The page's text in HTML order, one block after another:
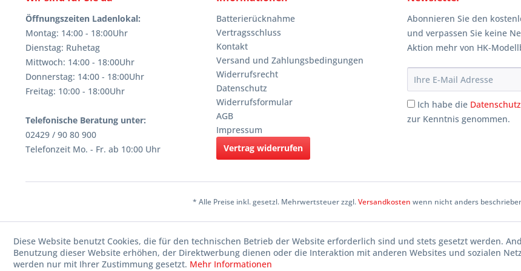
Öffnungszeiten Ladenlokal:
Montag: 14:00 - 18:00Uhr
Dienstag: Ruhetag
Mittwoch: 14:00 - 18:00Uhr
Donnerstag: 14:00 - 18:00Uhr
Freitag: 10:00 - 18:00Uhr
Telefonische Beratung unter:
02429 / 90 80 900
Telefonzeit Mo. - Fr. ab 10:00 Uhr
Batterierücknahme
Vertragsschluss
Kontakt
Versand und Zahlungsbedingungen
Widerrufsrecht
Datenschutz
Widerrufsformular
AGB
Impressum
Vertrag widerrufen
Abonnieren Sie den
und verpassen Sie keine
Aktion mehr von HK-
Ich habe die
zur Kenntnis genommen.
* Alle Preise inkl. gesetzl. Mehrwertsteuer zzgl.Versandkosten wenn nicht anders
Diese Website benutzt Cookies, die für den technischen Betrieb der Website erforderlich sind und stets gesetzt werden.
Benutzung dieser Website erhöhen, der Direktwerbung dienen oder die Interaktion mit anderen Websites und sozialen
werden nur mit Ihrer Zustimmung gesetzt. Mehr Informationen